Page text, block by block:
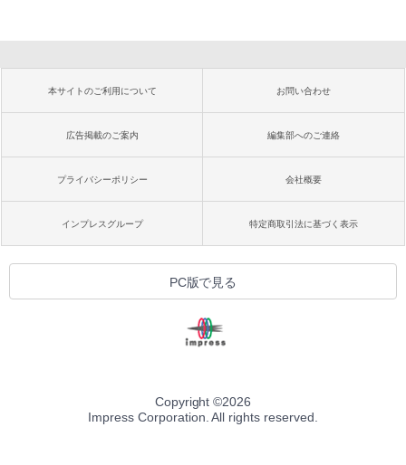
本サイトのご利用について お問い合わせ
広告掲載のご案内 編集部へのご連絡
プライバシーポリシー 会社概要
インプレスグループ 特定商取引法に基づく表示
PC版で見る
Copyright ©2026
Impress Corporation. All rights reserved.